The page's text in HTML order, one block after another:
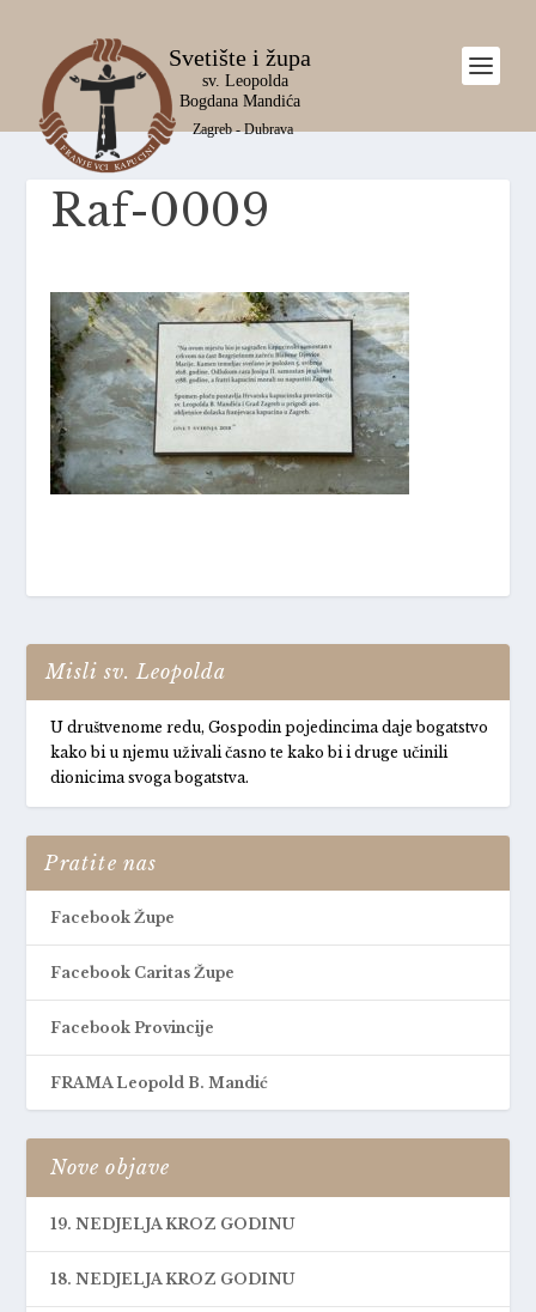
Raf-0009
Misli sv. Leopolda
U društvenome redu, Gospodin pojedincima daje bogatstvo
kako bi u njemu uživali časno te kako bi i druge učinili
dionicima svoga bogatstva.
Pratite nas
Facebook Župe
Facebook Caritas Župe
Facebook Provincije
FRAMA Leopold B. Mandić
Nove objave
19. NEDJELJA KROZ GODINU
18. NEDJELJA KROZ GODINU